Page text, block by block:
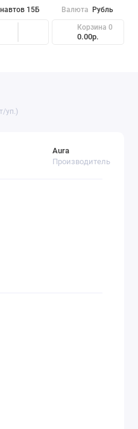
15Б Валюта Рубль
Корзина 0
0.00р.
уп.)
Aura
Производитель